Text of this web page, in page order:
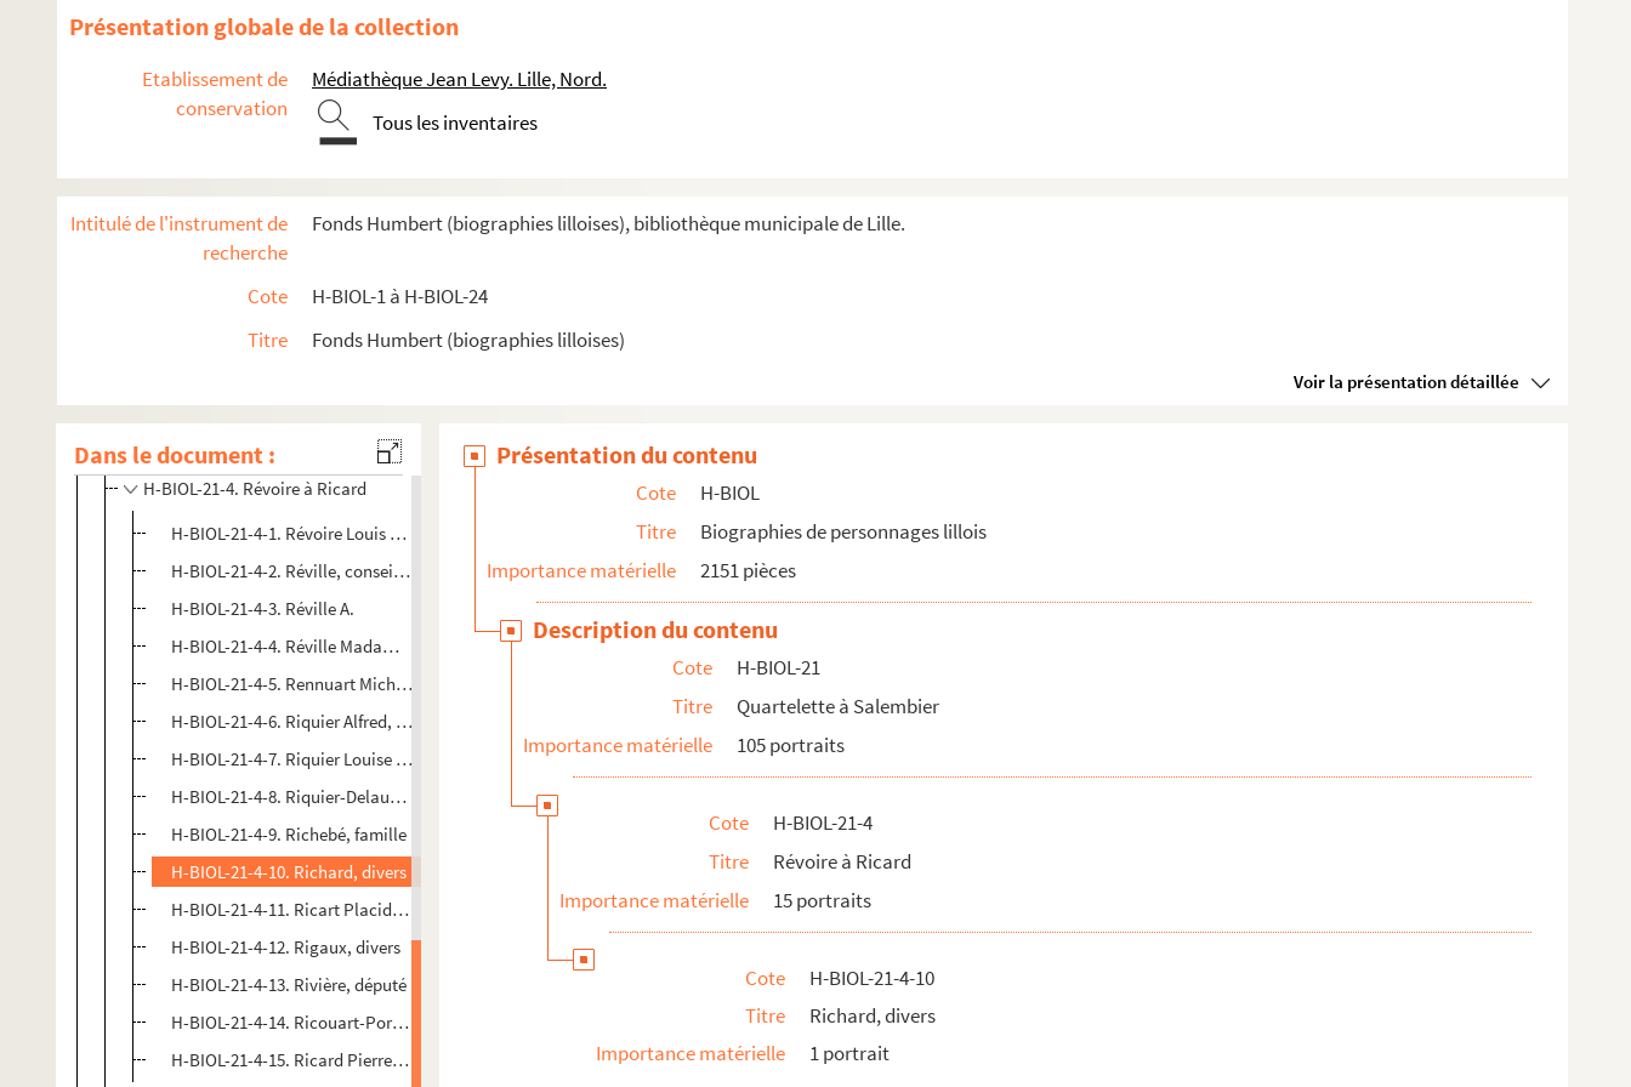
Présentation globale de la collection
Etablissement de
conservation
Médiathèque Jean Levy. Lille, Nord.
Tous les inventaires
Intitulé de l'instrument de
recherche
Fonds Humbert (biographies lilloises), bibliothèque municipale de Lille.
Cote
H-BIOL-1 à H-BIOL-24
Titre
Fonds Humbert (biographies lilloises)
Voir la présentation détaillée
Dans le document :
H-BIOL-13. Ghesquiere à Hallette
H-BIOL-14. Hedde à Kerteux
H-BIOL-15. Labbe à Lefebvre
H-BIOL-16. Le Fel à Lequenne
H-BIOL-17. Lequeux à Marie Grosse-Tête
H-BIOL-18. Marie Jérôme à Montury
H-BIOL-19. Montgivet à Paris de l'Epinard
H-BIOL-20. Parrayon à Puvrez
H-BIOL-21. Quartelette à Salembier
H-BIOL-21-2. Racol-Grandval à Ravignan
H-BIOL-21-3. Reboux à Renty ou Derenty
H-BIOL-21-4. Révoire à Ricard
H-BIOL-21-4-1. Révoire Louis Antoine, conseiller municipal
H-BIOL-21-4-2. Réville, conseiller municipal
H-BIOL-21-4-3. Réville A.
H-BIOL-21-4-4. Réville Madame, centenaire
H-BIOL-21-4-5. Rennuart Michel, docteur
H-BIOL-21-4-6. Riquier Alfred, proviseur du Lycée
H-BIOL-21-4-7. Riquier Louise (Mademoiselle), pianiste
H-BIOL-21-4-8. Riquier-Delaunay, chanteur
H-BIOL-21-4-9. Richebé, famille
H-BIOL-21-4-10. Richard, divers
H-BIOL-21-4-11. Ricart Placide (Dame), abbesse de Flines
H-BIOL-21-4-12. Rigaux, divers
H-BIOL-21-4-13. Rivière, député
H-BIOL-21-4-14. Ricouart-Porchez Rémi Henri Joseph, marguillier
H-BIOL-21-4-15. Ricard Pierre, pharmacien
Présentation du contenu
Cote
H-BIOL
Titre
Biographies de personnages lillois
Importance matérielle
2151 pièces
Description du contenu
Cote
H-BIOL-21
Titre
Quartelette à Salembier
Importance matérielle
105 portraits
Cote
H-BIOL-21-4
Titre
Révoire à Ricard
Importance matérielle
15 portraits
Cote
H-BIOL-21-4-10
Titre
Richard, divers
Importance matérielle
1 portrait